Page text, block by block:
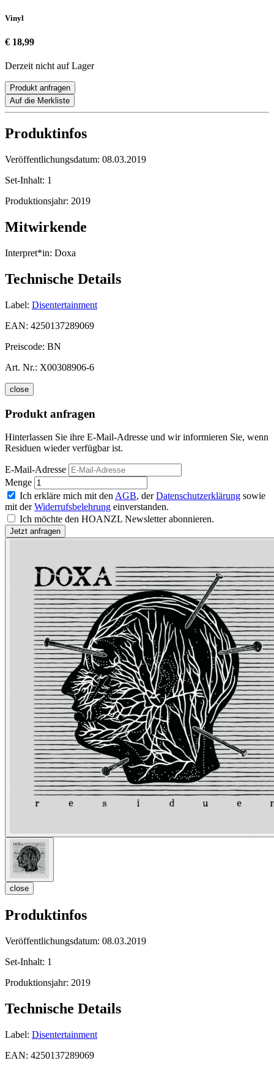
Vinyl
€ 18,99
Derzeit nicht auf Lager
Produkt anfragen
Auf die Merkliste
Produktinfos
Veröffentlichungsdatum: 08.03.2019
Set-Inhalt: 1
Produktionsjahr: 2019
Mitwirkende
Interpret*in: Doxa
Technische Details
Label: Disentertainment
EAN: 4250137289069
Preiscode: BN
Art. Nr.: X00308906-6
close
Produkt anfragen
Hinterlassen Sie ihre E-Mail-Adresse und wir informieren Sie, wenn
Residuen wieder verfügbar ist.
E-Mail-Adresse
Menge
Ich erkläre mich mit den AGB, derDatenschutzerklärung sowie
mit derWiderrufsbelehrung einverstanden.
Ich möchte den HOANZL Newsletter abonnieren.
close
Produktinfos
Veröffentlichungsdatum: 08.03.2019
Set-Inhalt: 1
Produktionsjahr: 2019
Technische Details
Label: Disentertainment
EAN: 4250137289069